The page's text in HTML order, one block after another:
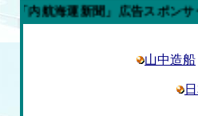
運新聞」広告スポンサー企業
山中造船